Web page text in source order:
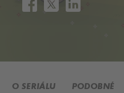
O SERIÁLU PODOBNÉ